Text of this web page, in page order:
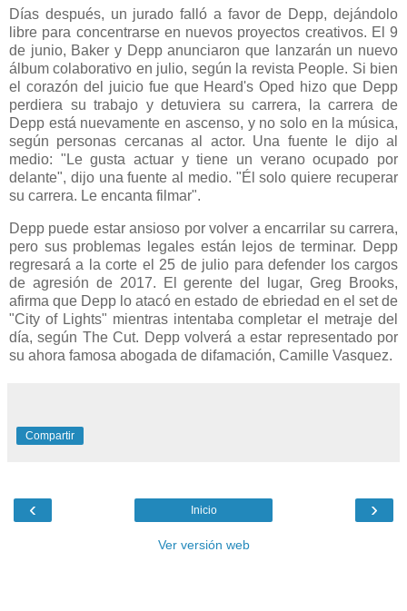
Días después, un jurado falló a favor de Depp, dejándolo
libre para concentrarse en nuevos proyectos creativos. El 9
de junio, Baker y Depp anunciaron que lanzarán un nuevo
álbum colaborativo en julio, según la revista People. Si bien
el corazón del juicio fue que Heard's Oped hizo que Depp
perdiera su trabajo y detuviera su carrera, la carrera de
Depp está nuevamente en ascenso, y no solo en la música,
según personas cercanas al actor. Una fuente le dijo al
medio: "Le gusta actuar y tiene un verano ocupado por
delante", dijo una fuente al medio. "Él solo quiere recuperar
su carrera. Le encanta filmar".
Depp puede estar ansioso por volver a encarrilar su carrera,
pero sus problemas legales están lejos de terminar. Depp
regresará a la corte el 25 de julio para defender los cargos
de agresión de 2017. El gerente del lugar, Greg Brooks,
afirma que Depp lo atacó en estado de ebriedad en el set de
"City of Lights" mientras intentaba completar el metraje del
día, según The Cut. Depp volverá a estar representado por
su ahora famosa abogada de difamación, Camille Vasquez.
Compartir
‹ ›
Inicio
Ver versión web